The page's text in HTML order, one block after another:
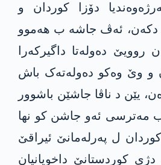
دۆزا کوردان و
دکەن، ئەڤ جاشە ب هەموو
روویێ دەولەتا داگیرکەرا
و وێ وەکو دەولەتەک باش
یێن د ناڤا جاشێن باشوور
مەترسی ئەو جاشن کو نها
ل پەرلەمانێ ئیراقێ
کوردستانێ داخویانیان